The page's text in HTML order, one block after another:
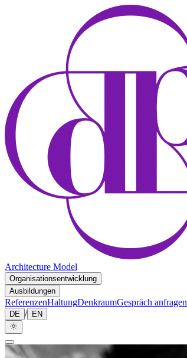
Architecture Model
Organisationsentwicklung
Ausbildungen
ReferenzenHaltungDenkraumGespräch anfragen
DE / EN